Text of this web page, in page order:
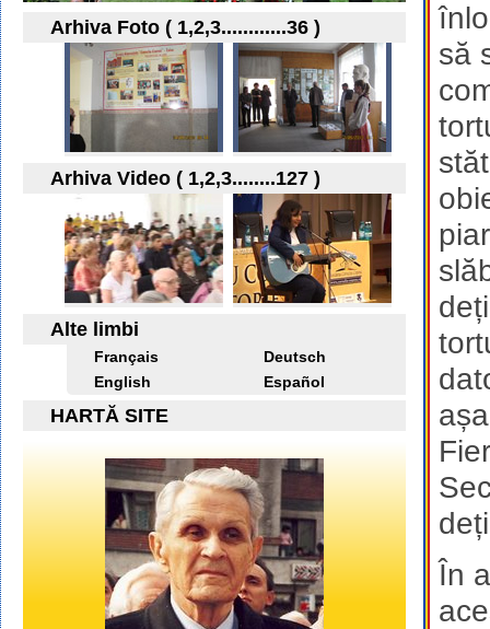
să
În
Arhiva Foto ( 1,2,3............36 )
Arhiva Video ( 1,2,3........127 )
Alte limbi
Français
Deutsch
English
Español
HARTĂ SITE